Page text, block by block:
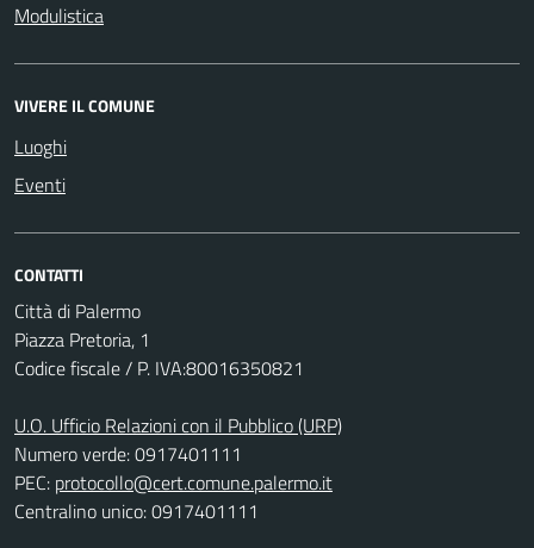
Modulistica
VIVERE IL COMUNE
Luoghi
Eventi
CONTATTI
Città di Palermo
Piazza Pretoria, 1
Codice fiscale / P. IVA:80016350821
U.O. Ufficio Relazioni con il Pubblico (URP)
Numero verde: 0917401111
PEC: protocollo@cert.comune.palermo.it
Centralino unico: 0917401111